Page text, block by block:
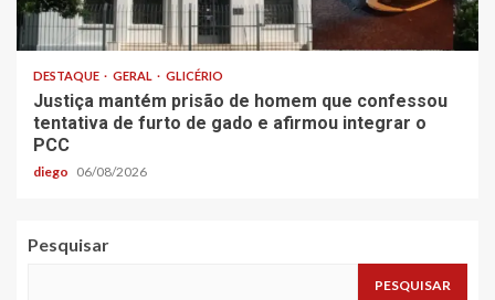
DESTAQUE GERAL GLICÉRIO
Justiça mantém prisão de homem que confessou
tentativa de furto de gado e afirmou integrar o
PCC
diego 06/08/2026
Pesquisar
PESQUISAR